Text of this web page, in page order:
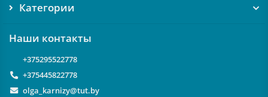
Категории
Наши контакты
+375295522778
+375445822778
olga_karnizy@tut.by